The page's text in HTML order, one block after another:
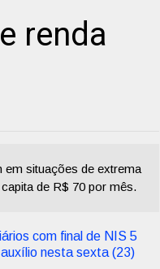
renda
em situações de extrema
de R$ 70 por mês.
com final de NIS 5
nesta sexta (23)